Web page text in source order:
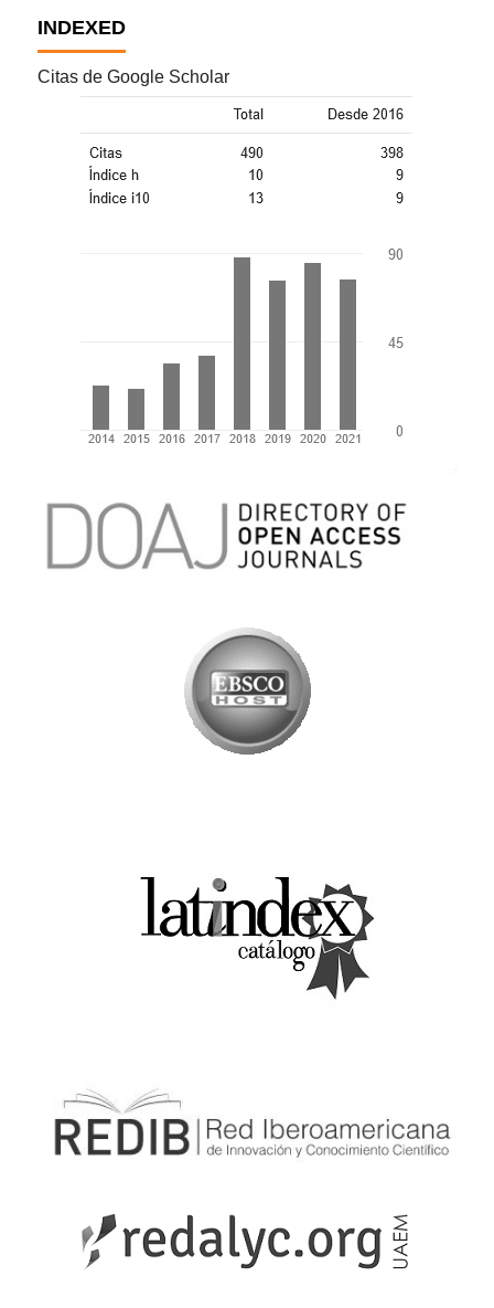
INDEXED
Citas de Google Scholar